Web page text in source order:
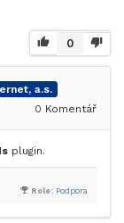
0
a.s.
0 Komentář
plugin.
Role: Podpora